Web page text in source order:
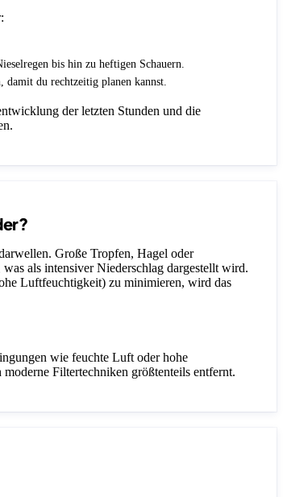
bis hin zu heftigen Schauern.
damit du rechtzeitig planen kannst.
der letzten Stunden und die
Große Tropfen, Hagel oder
als intensiver Niederschlag dargestellt wird.
Luftfeuchtigkeit) zu minimieren, wird das
wie feuchte Luft oder hohe
Filtertechniken größtenteils entfernt.